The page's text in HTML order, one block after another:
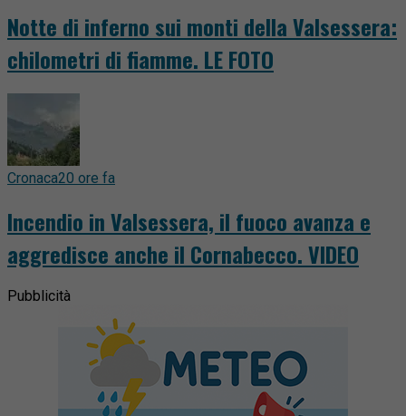
Notte di inferno sui monti della Valsessera:
chilometri di fiamme. LE FOTO
Cronaca20 ore fa
Incendio in Valsessera, il fuoco avanza e
aggredisce anche il Cornabecco. VIDEO
Pubblicità